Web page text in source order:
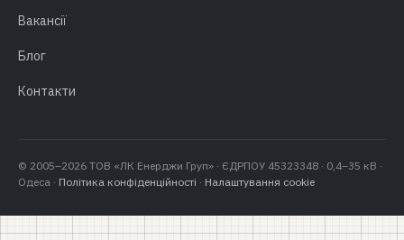
Вакансії
Блог
Контакти
© 2005–2026 ТОВ «ЛК Енерджи Груп» · ЄДРПОУ 45323348 · 0,4–35 кВ ·
Одеса · Політика конфіденційності · Налаштування cookie